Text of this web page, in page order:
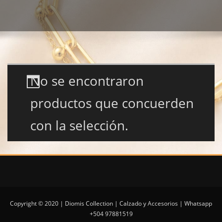
No se encontraron
productos que concuerden
con la selección.
Copyright © 2020 | Diomis Collection | Calzado y Accesorios | Whatsapp
+504 97881519